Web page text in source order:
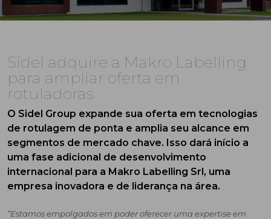
Sidel adquire a Makro Labelling
para ampliar oferta em
rotuladoras
O Sidel Group expande sua oferta em tecnologias
de rotulagem de ponta e amplia seu alcance em
segmentos de mercado chave. Isso dará início a
uma fase adicional de desenvolvimento
internacional para a Makro Labelling Srl, uma
empresa inovadora e de liderança na área.
“Estamos empolgados em poder oferecer uma expertise em